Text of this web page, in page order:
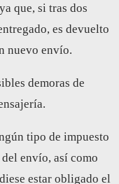
que, si tras dos
es devuelto
nuevo envío.
demoras de
tipo de impuesto
envío, así como
estar obligado el